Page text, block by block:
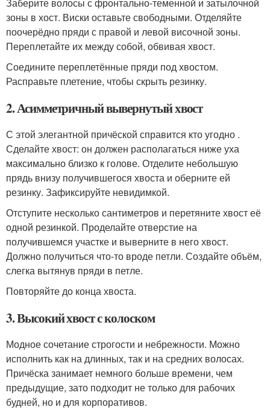
зоны в хост. Виски оставьте свободными. Отделяйте
поочерёдно пряди с правой и левой височной зоны.
Переплетайте их между собой, обвивая хвост.
Соедините переплетённые пряди под хвостом.
Расправьте плетение, чтобы скрыть резинку.
2. Асимметричный вывернутый хвост
С этой элегантной причёской справится кто угодно .
Сделайте хвост: он должен располагаться ниже уха
максимально близко к голове. Отделите небольшую
прядь внизу получившегося хвоста и оберните ей
резинку. Зафиксируйте невидимкой.
Отступите несколько сантиметров и перетяните хвост её
одной резинкой. Проделайте отверстие на
получившемся участке и выверните в него хвост.
Должно получиться что-то вроде петли. Создайте объём,
слегка вытянув пряди в петле.
Повторяйте до конца хвоста.
3. Высокий хвост с колоском
Модное сочетание строгости и небрежности. Можно
исполнить как на длинных, так и на средних волосах.
Причёска занимает немного больше времени, чем
предыдущие, зато подходит не только для рабочих
будней, но и для корпоративов.